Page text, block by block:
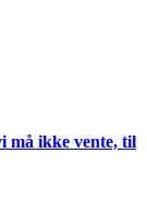
må ikke vente, til